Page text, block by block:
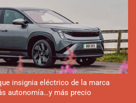
insignia eléctrico de la marca
autonomía…y más precio